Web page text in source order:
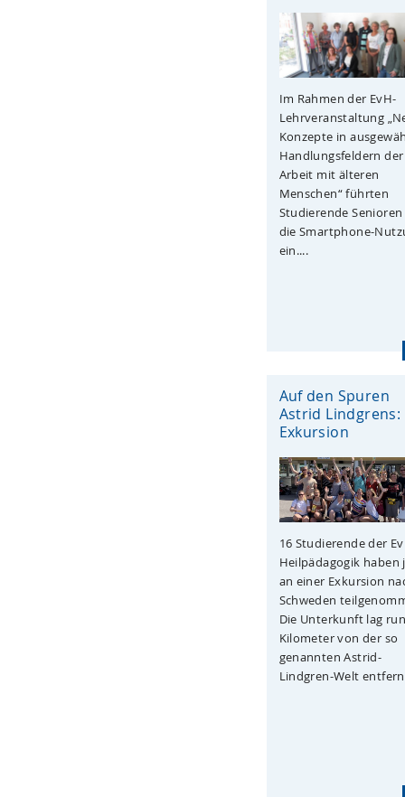
Im Rahmen der EvH-
Lehrveranstaltung
Konzepte in
Handlungsfeldern der
Arbeit mit älteren
Menschen“ führten
Studierende
die Smartphone-
ein....
Auf den Spuren
Astrid Lindgrens:
Exkursion
16 Studierende der
Heilpädagogik haben
an einer Exkursion
Schweden
Die Unterkunft lag
Kilometer von der so
genannten Astrid-
Lindgren-Welt